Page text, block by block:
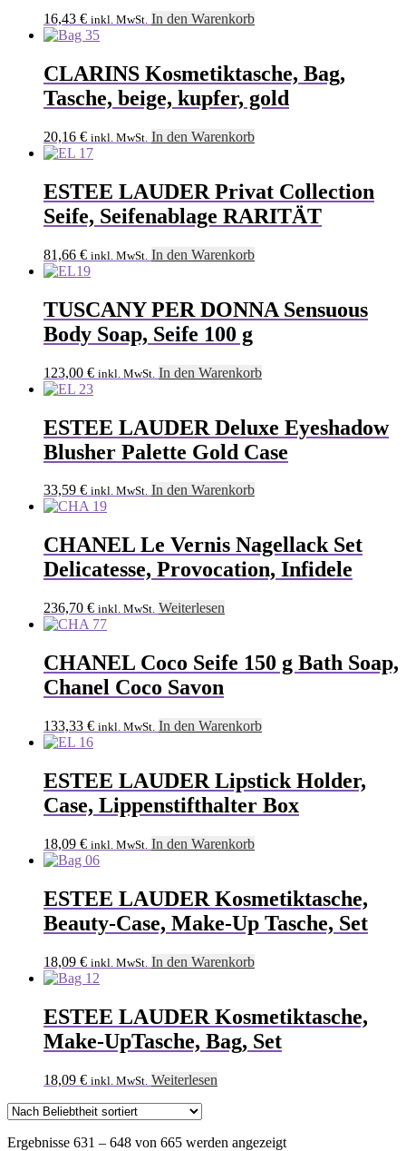
16,43 € inkl. MwSt. In den Warenkorb
CLARINS Kosmetiktasche, Bag,
Tasche, beige, kupfer, gold
20,16 € inkl. MwSt. In den Warenkorb
ESTEE LAUDER Privat Collection
Seife, Seifenablage RARITÄT
81,66 € inkl. MwSt. In den Warenkorb
TUSCANY PER DONNA Sensuous
Body Soap, Seife 100 g
123,00 € inkl. MwSt. In den Warenkorb
ESTEE LAUDER Deluxe Eyeshadow
Blusher Palette Gold Case
33,59 € inkl. MwSt. In den Warenkorb
CHANEL Le Vernis Nagellack Set
Delicatesse, Provocation, Infidele
236,70 € inkl. MwSt. Weiterlesen
CHANEL Coco Seife 150 g Bath Soap,
Chanel Coco Savon
133,33 € inkl. MwSt. In den Warenkorb
ESTEE LAUDER Lipstick Holder,
Case, Lippenstifthalter Box
18,09 € inkl. MwSt. In den Warenkorb
ESTEE LAUDER Kosmetiktasche,
Beauty-Case, Make-Up Tasche, Set
18,09 € inkl. MwSt. In den Warenkorb
ESTEE LAUDER Kosmetiktasche,
Make-UpTasche, Bag, Set
18,09 € inkl. MwSt. Weiterlesen
Ergebnisse 631 – 648 von 665 werden angezeigtNach